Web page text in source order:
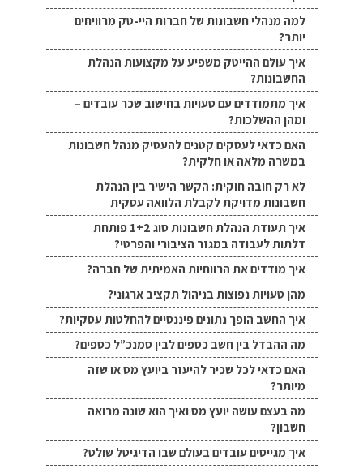
למה מנהלי חשבונות של חברות היי-טק מרוויחים
יותר?
איך עולם ההייטק משפיע על מקצועות הנהלת
החשבונות?
איך מתמודדים עם טעויות בחישוב שכר עובדים –
ומהן ההשלכות?
האם כדאי לעסקים קטנים להעסיק מנהל חשבונות
במשרה מלאה או חלקית?
לא רק חובה חוקית: הקשר הישיר בין הנהלת
חשבונות מדויקת לקבלת הלוואה עסקית
איך תעודת הנהלת חשבונות סוג 1+2 פותחת
דלתות לעבודה במגזר הציבורי והפרטי?
איך מודדים את הרווחיות האמיתית של חברה?
מהן טעויות נפוצות בניהול תקציב ארגוני?
איך החשב הופך נתונים פיננסיים להחלטות עסקיות?
מה ההבדל בין חשב כספים לבין סמנכ”ל כספים?
האם כדאי לכל שכיר להיעזר ביועץ מס או שזה
מיותר?
מה בעצם עושה יועץ מס ואיך הוא שונה מרואה
חשבון?
איך מגייסים עובדים בעולם שבו הדיגיטל שולט?